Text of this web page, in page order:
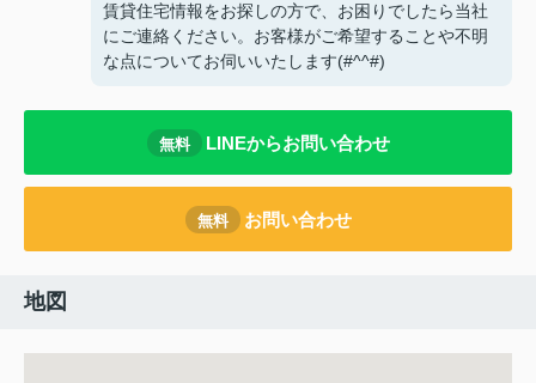
賃貸住宅情報をお探しの方で、お困りでしたら当社
にご連絡ください。お客様がご希望することや不明
な点についてお伺いいたします(#^^#)
無料 LINEからお問い合わせ
無料 お問い合わせ
地図